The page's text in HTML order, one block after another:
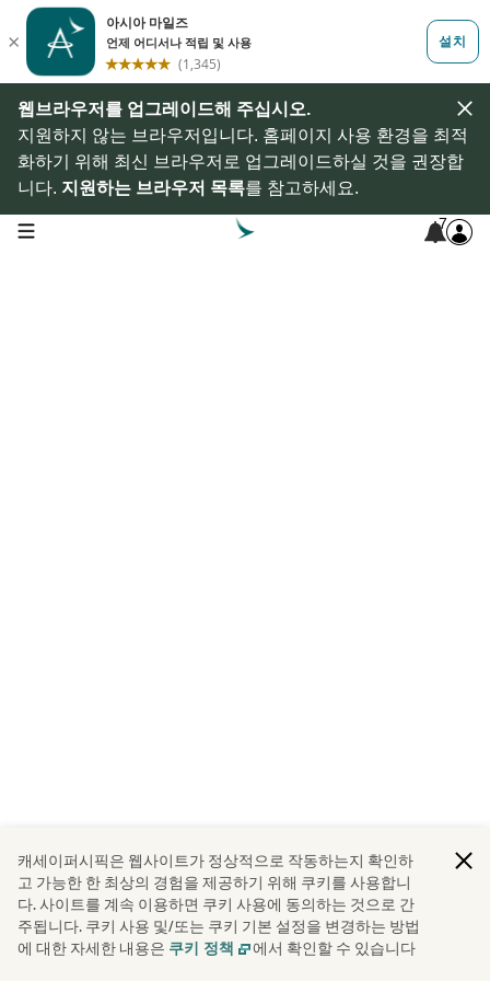
웹브라우저를 업그레이드해 주십시오.
지원하지 않는 브라우저입니다. 홈페이지 사용 환경을 최적
화하기 위해 최신 브라우저로 업그레이드하실 것을 권장합
니다. 지원하는 브라우저 목록를 참고하세요.
open navigation menu 7
캐세이퍼시픽은 웹사이트가 정상적으로 작동하는지 확인하
고 가능한 한 최상의 경험을 제공하기 위해 쿠키를 사용합니
다. 사이트를 계속 이용하면 쿠키 사용에 동의하는 것으로 간
주됩니다. 쿠키 사용 및/또는 쿠키 기본 설정을 변경하는 방법
에 대한 자세한 내용은 쿠키 정책 에서 확인할 수 있습니다